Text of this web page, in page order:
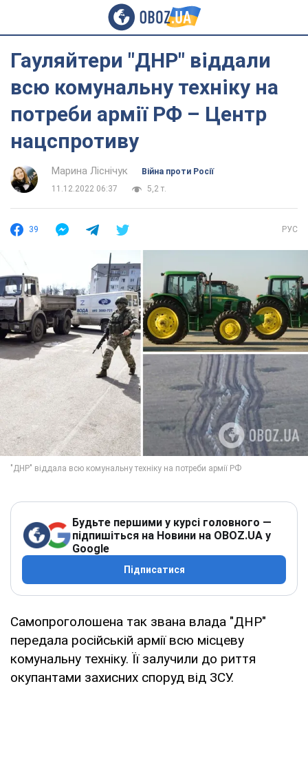
Гауляйтери "ДНР" віддали
всю комунальну техніку на
потреби армії РФ – Центр
нацспротиву
Марина Ліснічук
Війна проти Росії
11.12.2022 06:37
5,2 т.
39 РУС
Будьте першими у курсі головного —
підпишіться на Новини на OBOZ.UA у
Google
Підписатися
Самопроголошена так звана влада "ДНР"
передала російській армії всю місцеву
комунальну техніку. Її залучили до риття
окупантами захисних споруд від ЗСУ.